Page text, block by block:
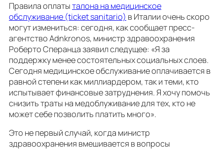
Правила оплатыталона на медицинское
обслуживание (ticket sanitario) в Италии очень скоро
могут измениться: сегодня, как сообщает пресс-
агентство Adnkronos, министр здравоохранения
Роберто Сперанца заявил следущее: «Я за
поддержку менее состоятельных социальных слоев.
Сегодня медицинское обслуживание оплачивается в
равной степени как миллиардером, так и теми, кто
испытывает финансовые затруднения. Я хочу помочь
снизить траты на медоблуживание для тех, кто не
может себе позволить платить много».
Это не первый случай, когда министр
здравоохранения вмешивается в вопросы